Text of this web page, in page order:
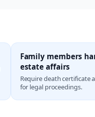
Family members
estate affairs
Require death certificate
for legal proceedings.